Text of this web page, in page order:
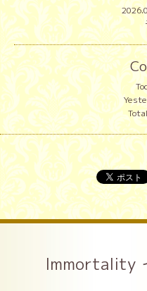
Immortality